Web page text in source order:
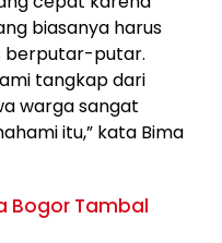
biasanya harus
berputar-putar.
tangkap dari
warga sangat
itu,” kata Bima
Bogor Tambal